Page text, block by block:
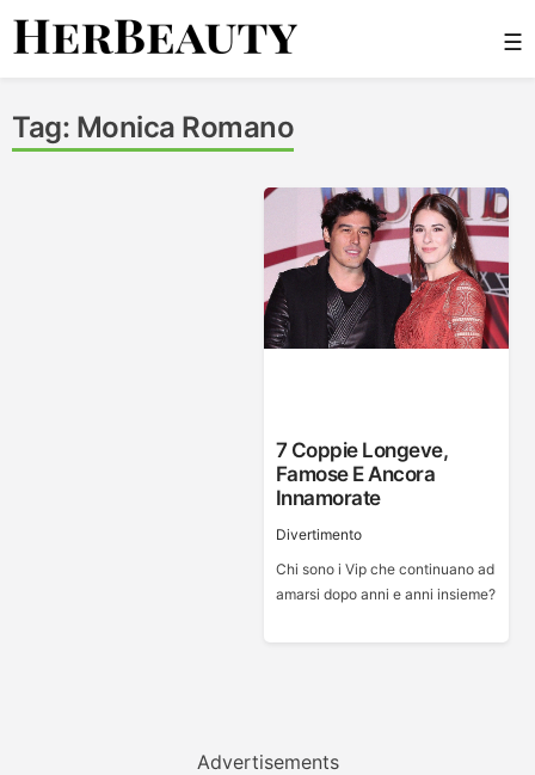
Skip
☰
Tag: Monica Romano
7 Coppie Longeve,
Famose E Ancora
Innamorate
Divertimento
Chi sono i Vip che continuano ad
amarsi dopo anni e anni insieme?
Advertisements